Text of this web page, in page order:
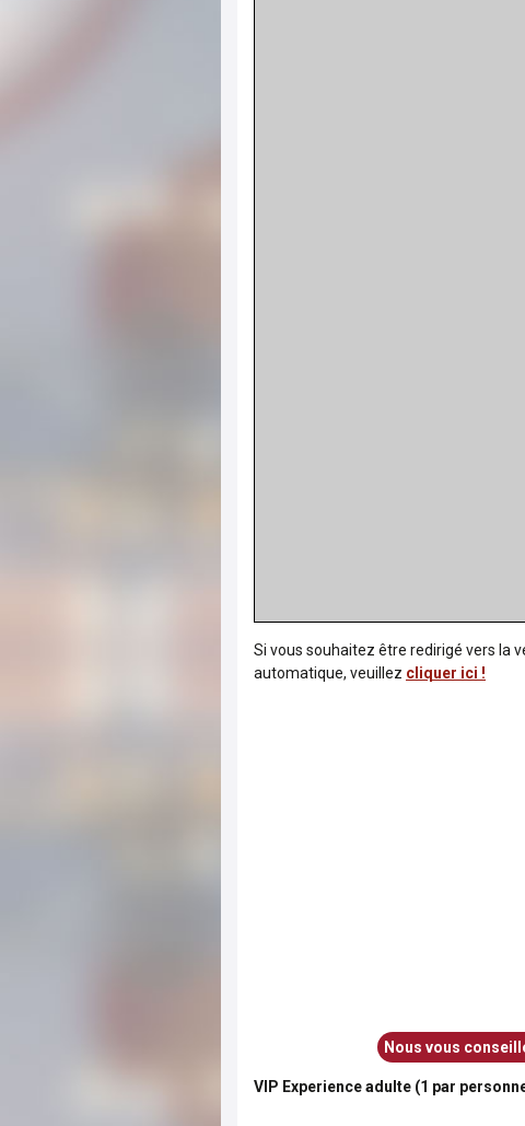
Si vous souhaitez être redirigé vers la
automatique, veuillez cliquer ici !
Nous vous
VIP Experience adulte (1 par